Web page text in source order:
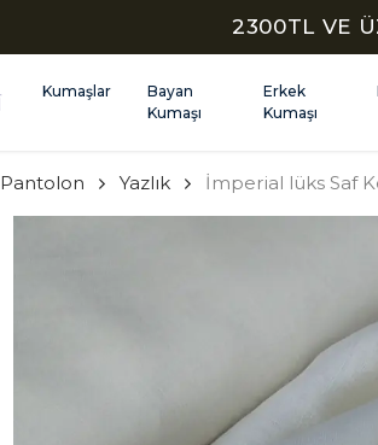
2300TL VE
Kumaşlar
Bayan
Kumaşı
Erkek
Kumaşı
Pantolon Yazlık İmperial lüks Saf